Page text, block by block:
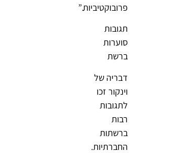
פרובוקטיביות.”
תגובות
סוערות
ברשת
דבריה של
וינקור זכו
לתגובות
רבות
ברשתות
החברתיות.